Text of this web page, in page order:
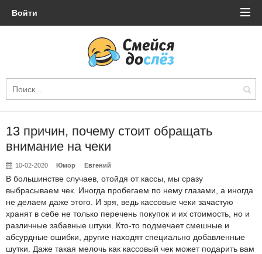
Войти
13 причин, почему стоит обращать
внимание на чеки
10-02-2020 Юмор Евгений
В большинстве случаев, отойдя от кассы, мы сразу
выбрасываем чек. Иногда пробегаем по нему глазами, а иногда
не делаем даже этого. И зря, ведь кассовые чеки зачастую
хранят в себе не только перечень покупок и их стоимость, но и
различные забавные штуки. Кто-то подмечает смешные и
абсурдные ошибки, другие находят специально добавленные
шутки. Даже такая мелочь как кассовый чек может подарить вам